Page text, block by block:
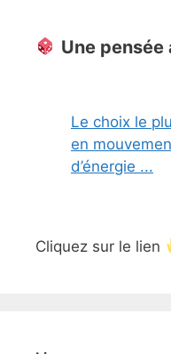
Une pensée
Le choix le
en
d’énergie ...
Cliquez sur le lien